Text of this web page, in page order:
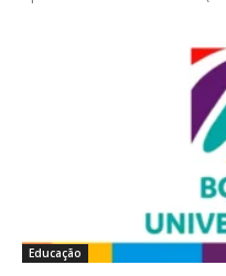
Educação